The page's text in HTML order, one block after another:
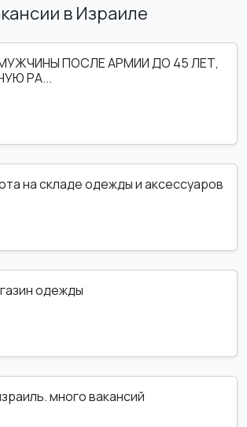
в Израиле
ПОСЛЕ АРМИИ ДО 45 ЛЕТ,
РА...
на складе одежды и аксессуаров
одежды
много вакансий